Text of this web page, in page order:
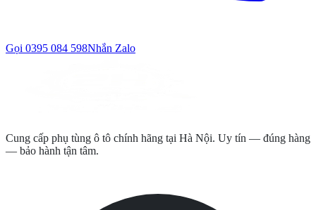
Gọi 0395 084 598Nhắn Zalo
Cung cấp phụ tùng ô tô chính hãng tại Hà Nội. Uy tín — đúng hàng
— bảo hành tận tâm.